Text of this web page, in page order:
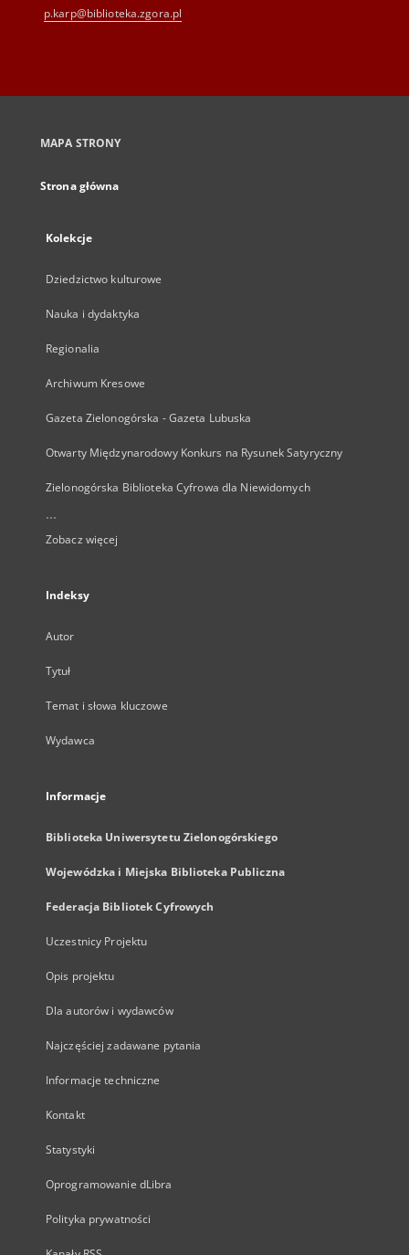
p.karp@biblioteka.zgora.pl
MAPA STRONY
Strona główna
Kolekcje
Dziedzictwo kulturowe
Nauka i dydaktyka
Regionalia
Archiwum Kresowe
Gazeta Zielonogórska - Gazeta Lubuska
Otwarty Międzynarodowy Konkurs na Rysunek Satyryczny
Zielonogórska Biblioteka Cyfrowa dla Niewidomych
...
Zobacz więcej
Indeksy
Autor
Tytuł
Temat i słowa kluczowe
Wydawca
Informacje
Biblioteka Uniwersytetu Zielonogórskiego
Wojewódzka i Miejska Biblioteka Publiczna
Federacja Bibliotek Cyfrowych
Uczestnicy Projektu
Opis projektu
Dla autorów i wydawców
Najczęściej zadawane pytania
Informacje techniczne
Kontakt
Statystyki
Oprogramowanie dLibra
Polityka prywatności